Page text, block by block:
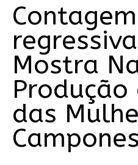
Contagem
Mostra
Produção
das